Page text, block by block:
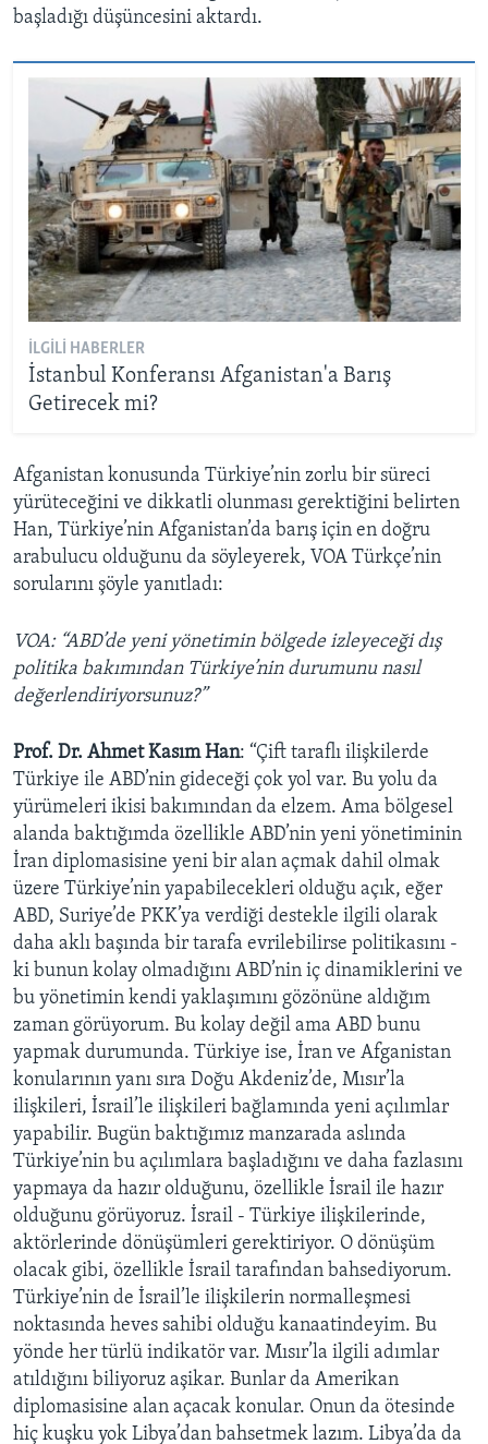
başladığı düşüncesini aktardı.
İLGILI HABERLER
İstanbul Konferansı Afganistan'a Barış
Getirecek mi?
Afganistan konusunda Türkiye’nin zorlu bir süreci
yürüteceğini ve dikkatli olunması gerektiğini belirten
Han, Türkiye’nin Afganistan’da barış için en doğru
arabulucu olduğunu da söyleyerek, VOA Türkçe’nin
sorularını şöyle yanıtladı:
VOA: “ABD’de yeni yönetimin bölgede izleyeceği dış
politika bakımından Türkiye’nin durumunu nasıl
değerlendiriyorsunuz?”
Prof. Dr. Ahmet Kasım Han: “Çift taraflı ilişkilerde
Türkiye ile ABD’nin gideceği çok yol var. Bu yolu da
yürümeleri ikisi bakımından da elzem. Ama bölgesel
alanda baktığımda özellikle ABD’nin yeni yönetiminin
İran diplomasisine yeni bir alan açmak dahil olmak
üzere Türkiye’nin yapabilecekleri olduğu açık, eğer
ABD, Suriye’de PKK’ya verdiği destekle ilgili olarak
daha aklı başında bir tarafa evrilebilirse politikasını -
ki bunun kolay olmadığını ABD’nin iç dinamiklerini ve
bu yönetimin kendi yaklaşımını gözönüne aldığım
zaman görüyorum. Bu kolay değil ama ABD bunu
yapmak durumunda. Türkiye ise, İran ve Afganistan
konularının yanı sıra Doğu Akdeniz’de, Mısır’la
ilişkileri, İsrail’le ilişkileri bağlamında yeni açılımlar
yapabilir. Bugün baktığımız manzarada aslında
Türkiye’nin bu açılımlara başladığını ve daha fazlasını
yapmaya da hazır olduğunu, özellikle İsrail ile hazır
olduğunu görüyoruz. İsrail - Türkiye ilişkilerinde,
aktörlerinde dönüşümleri gerektiriyor. O dönüşüm
olacak gibi, özellikle İsrail tarafından bahsediyorum.
Türkiye’nin de İsrail’le ilişkilerin normalleşmesi
noktasında heves sahibi olduğu kanaatindeyim. Bu
yönde her türlü indikatör var. Mısır’la ilgili adımlar
atıldığını biliyoruz aşikar. Bunlar da Amerikan
diplomasisine alan açacak konular. Onun da ötesinde
hiç kuşku yok Libya’dan bahsetmek lazım. Libya’da da